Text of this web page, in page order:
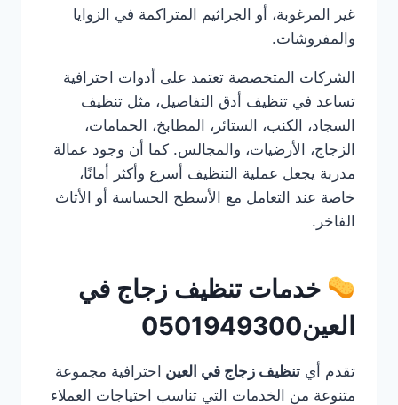
غير المرغوبة، أو الجراثيم المتراكمة في الزوايا
والمفروشات.
الشركات المتخصصة تعتمد على أدوات احترافية
تساعد في تنظيف أدق التفاصيل، مثل تنظيف
السجاد، الكنب، الستائر، المطابخ، الحمامات،
الزجاج، الأرضيات، والمجالس. كما أن وجود عمالة
مدربة يجعل عملية التنظيف أسرع وأكثر أمانًا،
خاصة عند التعامل مع الأسطح الحساسة أو الأثاث
الفاخر.
خدمات تنظيف زجاج في
العين0501949300
تقدم أي تنظيف زجاج في العين احترافية مجموعة
متنوعة من الخدمات التي تناسب احتياجات العملاء